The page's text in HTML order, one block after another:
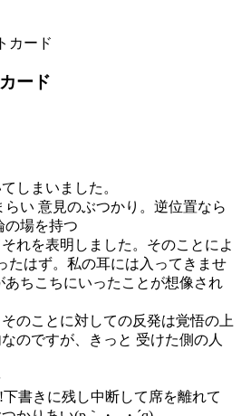
カード
ード
しまいました。
い 意見のぶつかり。逆位置なら
の場を持つ
れを表明しました。そのことによ
たはず。私の耳には入ってきませ
ちこちにいったことが想像され
のことに対しての反発は覚悟の上
のですが、きっと 受けた側の人
書きに残し中断して席を離れて